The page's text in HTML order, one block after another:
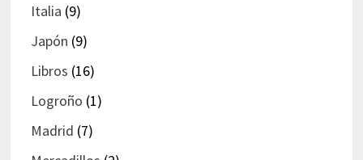
Italia (9)
Japón (9)
Libros (16)
Logroño (1)
Madrid (7)